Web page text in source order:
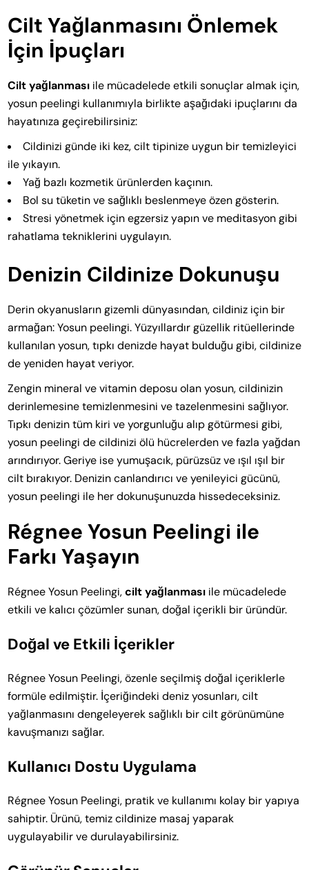
Cilt Yağlanmasını Önlemek
İçin İpuçları
Cilt yağlanması ile mücadelede etkili sonuçlar almak için,
yosun peelingi kullanımıyla birlikte aşağıdaki ipuçlarını da
hayatınıza geçirebilirsiniz:
Cildinizi günde iki kez, cilt tipinize uygun bir temizleyici
ile yıkayın.
Yağ bazlı kozmetik ürünlerden kaçının.
Bol su tüketin ve sağlıklı beslenmeye özen gösterin.
Stresi yönetmek için egzersiz yapın ve meditasyon gibi
rahatlama tekniklerini uygulayın.
Denizin Cildinize Dokunuşu
Derin okyanusların gizemli dünyasından, cildiniz için bir
armağan: Yosun peelingi. Yüzyıllardır güzellik ritüellerinde
kullanılan yosun, tıpkı denizde hayat bulduğu gibi, cildinize
de yeniden hayat veriyor.
Zengin mineral ve vitamin deposu olan yosun, cildinizin
derinlemesine temizlenmesini ve tazelenmesini sağlıyor.
Tıpkı denizin tüm kiri ve yorgunluğu alıp götürmesi gibi,
yosun peelingi de cildinizi ölü hücrelerden ve fazla yağdan
arındırıyor. Geriye ise yumuşacık, pürüzsüz ve ışıl ışıl bir
cilt bırakıyor. Denizin canlandırıcı ve yenileyici gücünü,
yosun peelingi ile her dokunuşunuzda hissedeceksiniz.
Régnee Yosun Peelingi ile
Farkı Yaşayın
Régnee Yosun Peelingi,cilt yağlanması ile mücadelede
etkili ve kalıcı çözümler sunan, doğal içerikli bir üründür.
Doğal ve Etkili İçerikler
Régnee Yosun Peelingi, özenle seçilmiş doğal içeriklerle
formüle edilmiştir. İçeriğindeki deniz yosunları, cilt
yağlanmasını dengeleyerek sağlıklı bir cilt görünümüne
kavuşmanızı sağlar.
Kullanıcı Dostu Uygulama
Régnee Yosun Peelingi, pratik ve kullanımı kolay bir yapıya
sahiptir. Ürünü, temiz cildinize masaj yaparak
uygulayabilir ve durulayabilirsiniz.